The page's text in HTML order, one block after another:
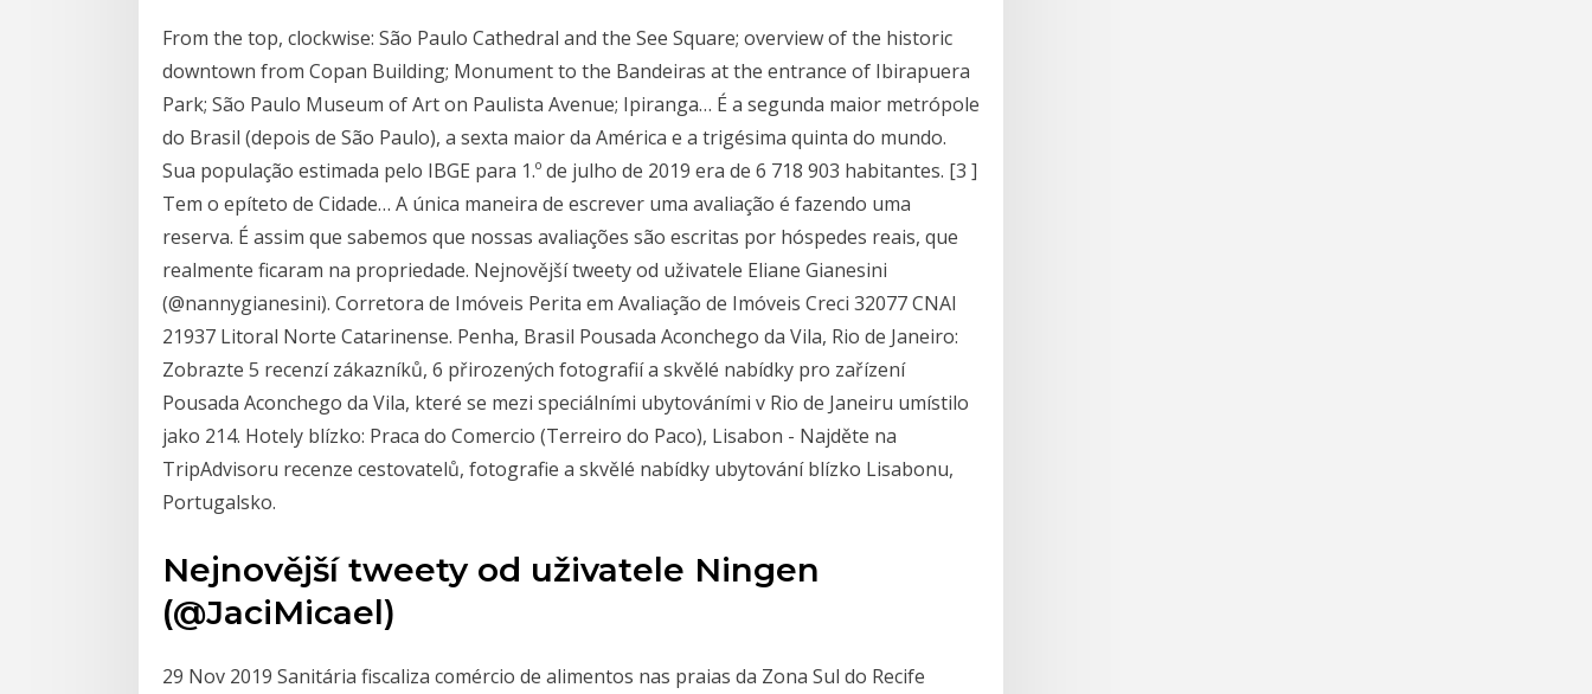
From the top, clockwise: São Paulo Cathedral and the See Square; overview of the historic
downtown from Copan Building; Monument to the Bandeiras at the entrance of Ibirapuera
Park; São Paulo Museum of Art on Paulista Avenue; Ipiranga… É a segunda maior metrópole
do Brasil (depois de São Paulo), a sexta maior da América e a trigésima quinta do mundo.
Sua população estimada pelo IBGE para 1.º de julho de 2019 era de 6 718 903 habitantes. [3 ]
Tem o epíteto de Cidade… A única maneira de escrever uma avaliação é fazendo uma
reserva. É assim que sabemos que nossas avaliações são escritas por hóspedes reais, que
realmente ficaram na propriedade. Nejnovější tweety od uživatele Eliane Gianesini
(@nannygianesini). Corretora de Imóveis Perita em Avaliação de Imóveis Creci 32077 CNAI
21937 Litoral Norte Catarinense. Penha, Brasil Pousada Aconchego da Vila, Rio de Janeiro:
Zobrazte 5 recenzí zákazníků, 6 přirozených fotografií a skvělé nabídky pro zařízení
Pousada Aconchego da Vila, které se mezi speciálními ubytováními v Rio de Janeiru umístilo
jako 214. Hotely blízko: Praca do Comercio (Terreiro do Paco), Lisabon - Najděte na
TripAdvisoru recenze cestovatelů, fotografie a skvělé nabídky ubytování blízko Lisabonu,
Portugalsko.
Nejnovější tweety od uživatele Ningen
(@JaciMicael)
29 Nov 2019 Sanitária fiscaliza comércio de alimentos nas praias da Zona Sul do Recife